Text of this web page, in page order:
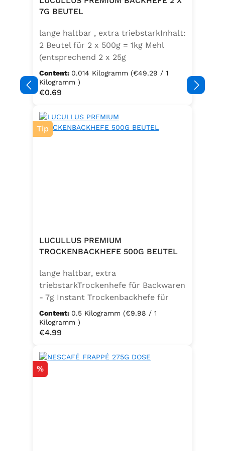
Speisefettsäuren, Folsäure,
Sellerie enthalten.
7G BEUTEL
lange haltbar , extra triebstarkInhalt:
2 Beutel für 2 x 500g = 1kg Mehl
(entsprechend 2 x 25g
Frischhefe)Zutaten: Trockenbackhefe
, Emulgator E491 (Unter
Schutzatmosphäre verpackt)
Content: 0.014 Kilogramm (€49.29 / 1
Kilogramm )
Regular price:
€0.69
Tip
LUCULLUS PREMIUM
TROCKENBACKHEFE 500G BEUTEL
lange haltbar, extra
triebstarkTrockenhefe für Backwaren
- 7g Instant Trockenbackhefe für
500g Weizenmehl, entspricht 25g
FrischhefeZutaten: Trockenbackhefe,
Emulgator Sorbitanmonostearat
Content: 0.5 Kilogramm (€9.98 / 1
Kilogramm )
Regular price:
€4.99
Discount
%